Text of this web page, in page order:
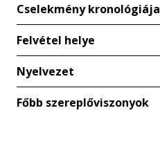
Cselekmény kronológiája
Felvétel helye
Nyelvezet
Főbb szereplőviszonyok